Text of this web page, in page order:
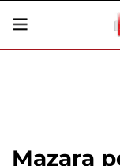
Mazara